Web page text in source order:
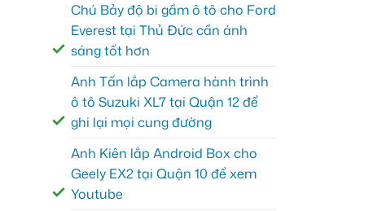
Chú Bảy độ bi gầm ô tô cho Ford
Everest tại Thủ Đức cần ánh
sáng tốt hơn
Anh Tấn lắp Camera hành trình
ô tô Suzuki XL7 tại Quận 12 để
ghi lại mọi cung đường
Anh Kiên lắp Android Box cho
Geely EX2 tại Quận 10 để xem
Youtube